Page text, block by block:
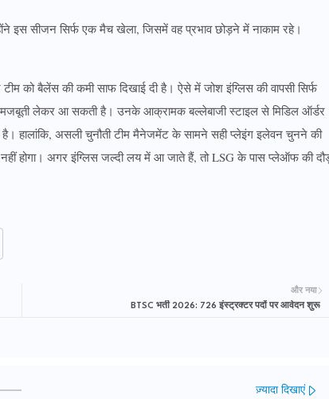
सीजन सिर्फ एक मैच खेला, जिसमें वह प्रभाव छोड़ने में नाकाम रहे।
को बैलेंस की कमी साफ दिखाई दी है। ऐसे में जोश इंग्लिस की वापसी सिर्फ
मजबूती लेकर आ सकती है। उनके आक्रामक बल्लेबाजी स्टाइल से मिडिल ऑर्डर
है। हालांकि, असली चुनौती टीम मैनेजमेंट के सामने सही प्लेइंग इलेवन चुनने की
नहीं होगा। अगर इंग्लिस जल्दी लय में आ जाते हैं, तो LSG के पास प्लेऑफ की
और नया
BTSC भर्ती 2026: 726 इंस्ट्रक्टर पदों पर आवेदन शुरू
ज़्यादा दिखाएं